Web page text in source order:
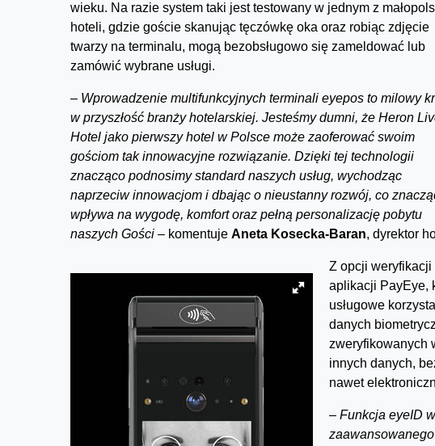
wieku. Na razie system taki jest testowany w jednym z
hoteli, gdzie goście skanując tęczówkę oka oraz robiąc zdjęcie
twarzy na terminalu, mogą bezobsługowo się zameldować lub
zamówić wybrane usługi.
– Wprowadzenie multifunkcyjnych terminali eyepos to milowy
w przyszłość branży hotelarskiej. Jesteśmy dumni, że Heron
Hotel jako pierwszy hotel w Polsce może zaoferować swoim
gościom tak innowacyjne rozwiązanie. Dzięki tej technologii
znacząco podnosimy standard naszych usług, wychodząc
naprzeciw innowacjom i dbając o nieustanny rozwój, co
wpływa na wygodę, komfort oraz pełną personalizację pobytu
naszych Gości – komentuje Aneta Kosecka-Baran, dyrektor
Z opcji weryfikacji
aplikacji PayEye,
usługowe
danych
zweryfikowanych
innych danych,
nawet
– Funkcja eyeID